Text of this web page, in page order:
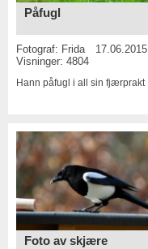
Påfugl
Fotograf: Frida
17.06.2015
Visninger: 4804
Hann påfugl i all sin fjærprakt
Foto av skjære